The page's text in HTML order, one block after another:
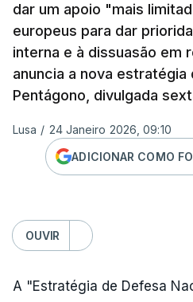
dar um apoio "mais
europeus para dar
interna e à dissuasão em
anuncia a nova
Pentágono, divulgada
Lusa / 24 Janeiro 2026, 09:10
ADICIONAR COMO
OUVIR
A "Estratégia de Defesa